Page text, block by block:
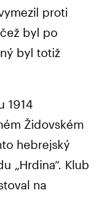
proti
byl po
byl totiž
1914
Židovském
hebrejský
„Hrdina“. Klub
na